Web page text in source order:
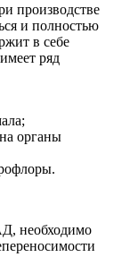
производстве
и полностью
в себе
ряд
органы
необходимо